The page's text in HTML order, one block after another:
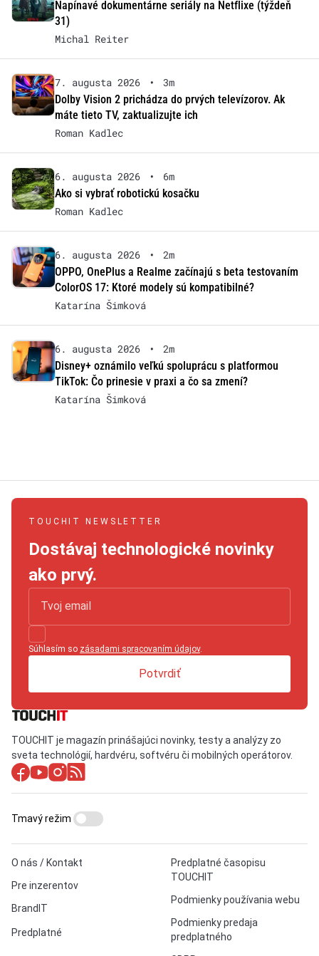
Napínavé dokumentárne seriály na Netflixe (týždeň
31)
Michal Reiter
7. augusta 2026 •
3m
Dolby Vision 2 prichádza do prvých televízorov. Ak
máte tieto TV, zaktualizujte ich
Roman Kadlec
6. augusta 2026 •
6m
Ako si vybrať robotickú kosačku
Roman Kadlec
6. augusta 2026 •
2m
OPPO, OnePlus a Realme začínajú s beta testovaním
ColorOS 17: Ktoré modely sú kompatibilné?
Katarína Šimková
6. augusta 2026 •
2m
Disney+ oznámilo veľkú spoluprácu s platformou
TikTok: Čo prinesie v praxi a čo sa zmení?
Katarína Šimková
TOUCHIT NEWSLETTER
Dostávaj technologické novinky
ako prvý.
Súhlasím so zásadami spracovaním údajov.
Potvrdiť
TOUCHIT je magazín prinášajúci novinky, testy a analýzy zo
sveta technológií, hardvéru, softvéru či mobilných operátorov.
O nás / Kontakt
Pre inzerentov
BrandIT
Predplatné
Predplatné časopisu
TOUCHIT
Podmienky používania webu
Podmienky predaja
predplatného
Tmavý režim